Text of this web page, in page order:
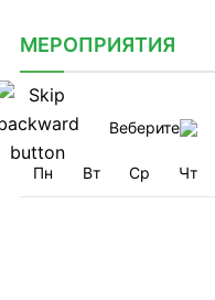
МЕРОПРИЯТИЯ
Веберите
Пн Вт Ср Чт